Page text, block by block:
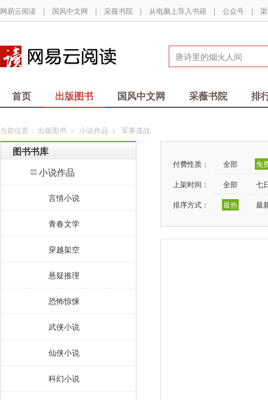
网易云阅读 | 国风中文网 | 采薇书院 | 从电脑上导入书籍 | 公众号 |
首页 出版图书 国风中文网 采薇书院 排
当前位置： 出版图书 > 小说作品 > 军事谍战
图书书库
小说作品
言情小说
青春文学
穿越架空
悬疑推理
恐怖惊悚
武侠小说
仙侠小说
科幻小说
付费性质： 全部
免
上架时间：
全部
七
排序方式：
最热 最